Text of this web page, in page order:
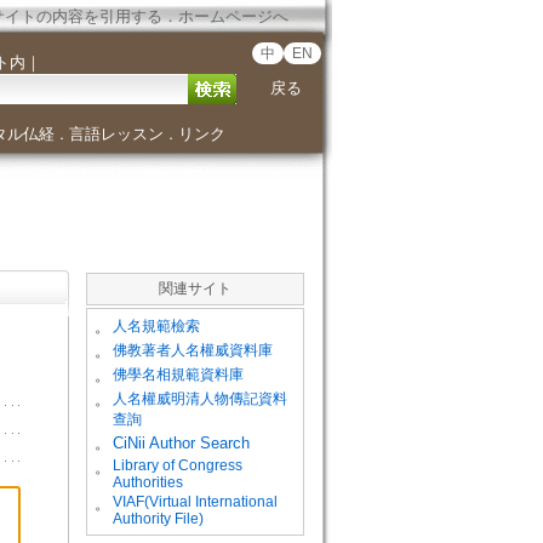
イトの内容を引用する．ホームページへ
内 ｜ 中 EN
戻る
ル仏経． 言語レッスン ． リンク
関連サイト
。 人名規範檢索
。 佛教著者人名權威資料庫
。 佛學名相規範資料庫
。
人名權威明清人物傳記資料
查詢
。
CiNii Author Search
。
Library of Congress
Authorities
。
VIAF(Virtual International
Authority File)